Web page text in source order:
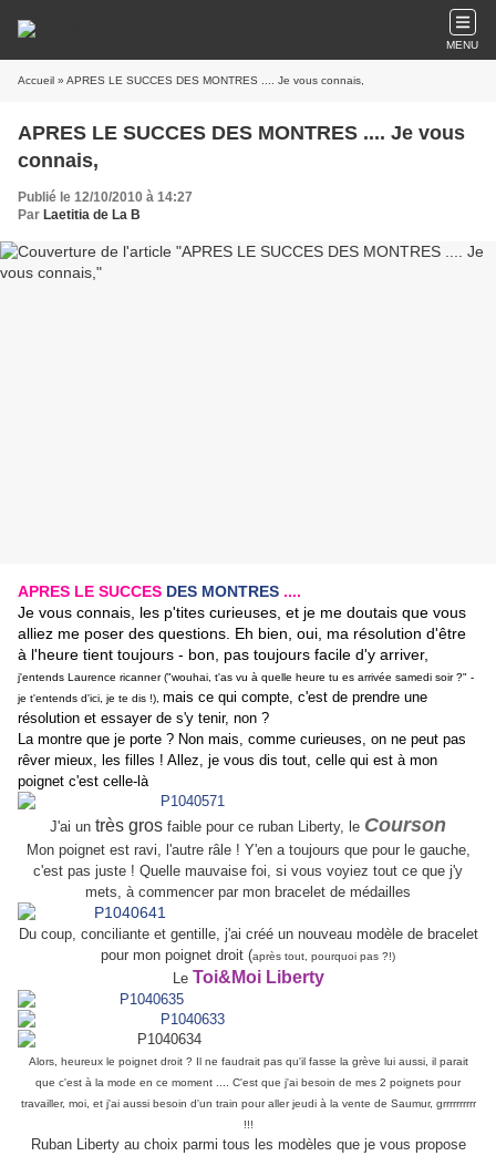
MENU
Accueil » APRES LE SUCCES DES MONTRES .... Je vous connais,
APRES LE SUCCES DES MONTRES .... Je vous
connais,
Publié le 12/10/2010 à 14:27
Par Laetitia de La B
APRES LE SUCCES DES MONTRES ....
Je vous connais, les p'tites curieuses, et je me doutais que vous
alliez me poser des questions. Eh bien, oui, ma résolution d'être
à l'heure tient toujours - bon, pas toujours facile d'y arriver,
j'entends Laurence ricanner ("wouhai, t'as vu à quelle heure tu es arrivée samedi soir ?" -
je t'entends d'ici, je te dis !), mais ce qui compte, c'est de prendre une
résolution et essayer de s'y tenir, non ?
La montre que je porte ? Non mais, comme curieuses, on ne peut pas
rêver mieux, les filles ! Allez, je vous dis tout, celle qui est à mon
poignet c'est celle-là
J'ai un très gros faible pour ce ruban Liberty, le Courson
Mon poignet est ravi, l'autre râle ! Y'en a toujours que pour le gauche,
c'est pas juste ! Quelle mauvaise foi, si vous voyiez tout ce que j'y
mets, à commencer par mon bracelet de médailles
Du coup, conciliante et gentille, j'ai créé un nouveau modèle de bracelet
pour mon poignet droit (après tout, pourquoi pas ?!)
Le Toi&Moi Liberty
Alors, heureux le poignet droit ? Il ne faudrait pas qu'il fasse la grève lui aussi, il parait
que c'est à la mode en ce moment .... C'est que j'ai besoin de mes 2 poignets pour
travailler, moi, et j'ai aussi besoin d'un train pour aller jeudi à la vente de Saumur, grrrrrrrrrr
!!!
Ruban Liberty au choix parmi tous les modèles que je vous propose